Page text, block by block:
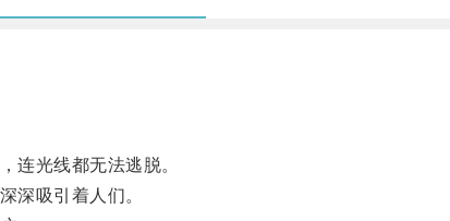
光线都无法逃脱。
吸引着人们。